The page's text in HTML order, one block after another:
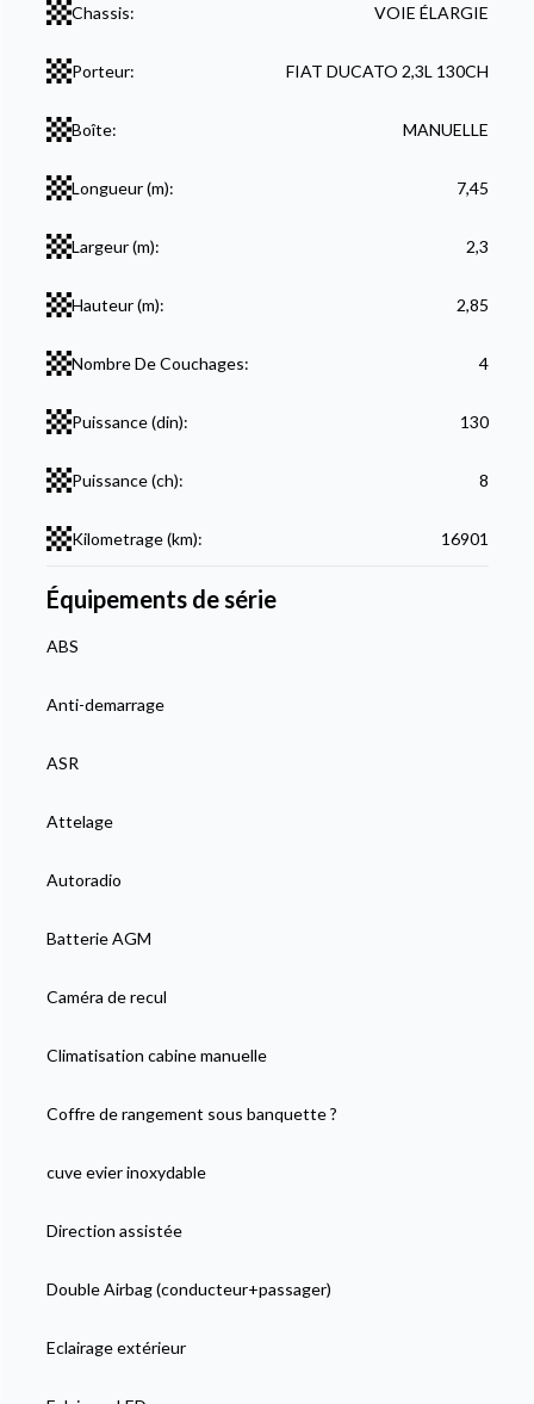
Chassis: VOIE ÉLARGIE
Porteur: FIAT DUCATO 2,3L 130CH
Boîte: MANUELLE
Longueur (m): 7,45
Largeur (m): 2,3
Hauteur (m): 2,85
Nombre De Couchages: 4
Puissance (din): 130
Puissance (ch): 8
Kilometrage (km): 16901
Équipements de série
ABS
Anti-demarrage
ASR
Attelage
Autoradio
Batterie AGM
Caméra de recul
Climatisation cabine manuelle
Coffre de rangement sous banquette ?
cuve evier inoxydable
Direction assistée
Double Airbag (conducteur+passager)
Eclairage extérieur